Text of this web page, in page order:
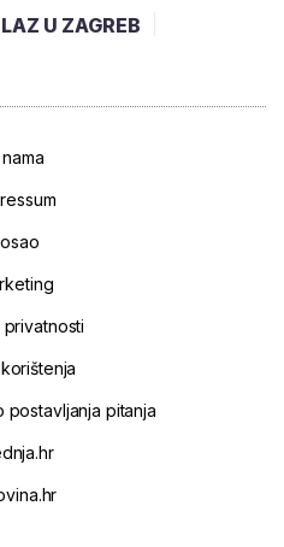
U ZAGREB
privatnosti
postavljanja pitanja